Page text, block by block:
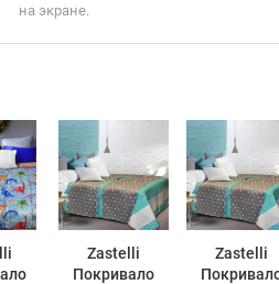
на экране.
Zastelli
Покривало
Zastelli